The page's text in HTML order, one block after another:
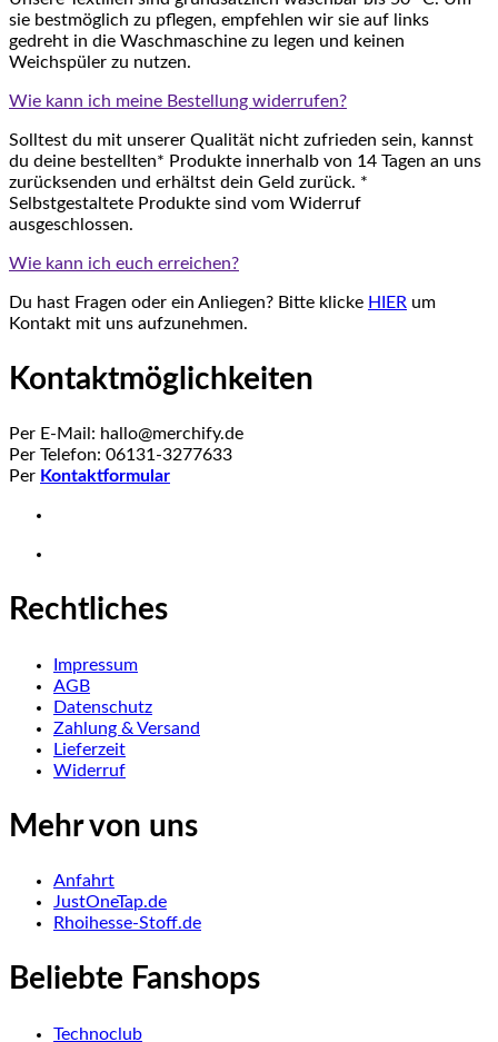
sie bestmöglich zu pflegen, empfehlen wir sie auf links
gedreht in die Waschmaschine zu legen und keinen
Weichspüler zu nutzen.
Wie kann ich meine Bestellung widerrufen?
Solltest du mit unserer Qualität nicht zufrieden sein, kannst
du deine bestellten* Produkte innerhalb von 14 Tagen an uns
zurücksenden und erhältst dein Geld zurück. *
Selbstgestaltete Produkte sind vom Widerruf
ausgeschlossen.
Wie kann ich euch erreichen?
Du hast Fragen oder ein Anliegen? Bitte klicke HIER um
Kontakt mit uns aufzunehmen.
Kontaktmöglichkeiten
Per E-Mail: hallo@merchify.de
Per Telefon: 06131-3277633
Per Kontaktformular
Rechtliches
Impressum
AGB
Datenschutz
Zahlung & Versand
Lieferzeit
Widerruf
Mehr von uns
Anfahrt
JustOneTap.de
Rhoihesse-Stoff.de
Beliebte Fanshops
Technoclub